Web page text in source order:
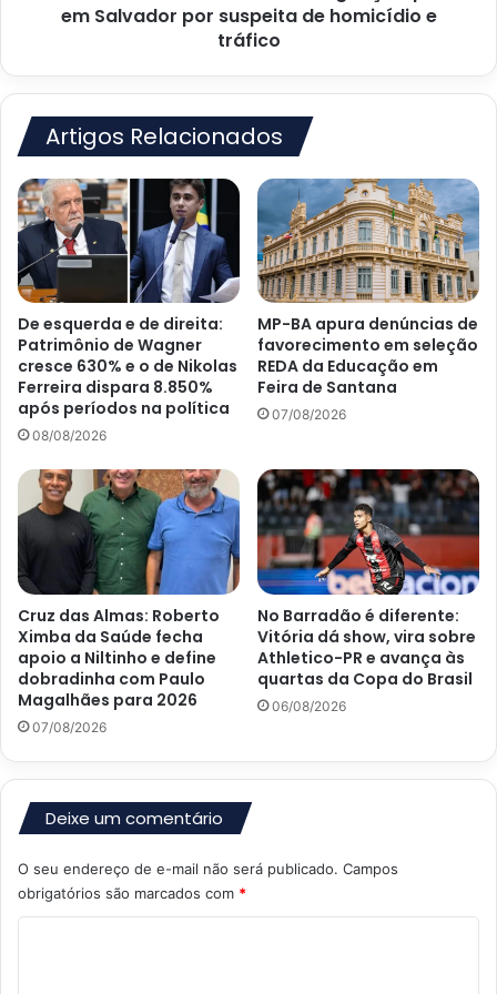
suspeitaem Salvador por suspeita de homicídio e
tráfico
Artigos Relacionados
De esquerda e de direita:
Patrimônio de Wagner
cresce 630% e o de Nikolas
Ferreira dispara 8.850%
após períodos na política
08/08/2026
MP-BA apura denúncias de
favorecimento em seleção
REDA da Educação em
Feira de Santana
07/08/2026
Cruz das Almas: Roberto
Ximba da Saúde fecha
apoio a Niltinho e define
dobradinha com Paulo
Magalhães para 2026
07/08/2026
No Barradão é diferente:
Vitória dá show, vira sobre
Athletico-PR e avança às
quartas da Copa do Brasil
06/08/2026
Deixe um comentário
O seu endereço de e-mail não será publicado. Campos
obrigatórios são marcados com *